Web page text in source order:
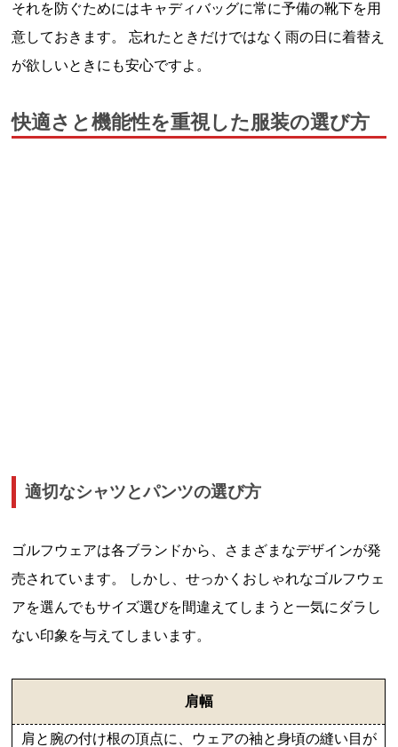
それを防ぐためにはキャディバッグに常に予備の靴下を用
意しておきます。 忘れたときだけではなく雨の日に着替え
が欲しいときにも安心ですよ。
快適さと機能性を重視した服装の選び方
適切なシャツとパンツの選び方
ゴルフウェアは各ブランドから、さまざまなデザインが発
売されています。 しかし、せっかくおしゃれなゴルフウェ
アを選んでもサイズ選びを間違えてしまうと一気にダラし
ない印象を与えてしまいます。
肩幅
肩と腕の付け根の頂点に、ウェアの袖と身頃の縫い目が